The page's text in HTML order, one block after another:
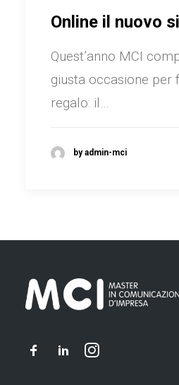
Online il nuovo
Quest’anno MCI
giusta occasione per
regalo: il…
by admin-mci